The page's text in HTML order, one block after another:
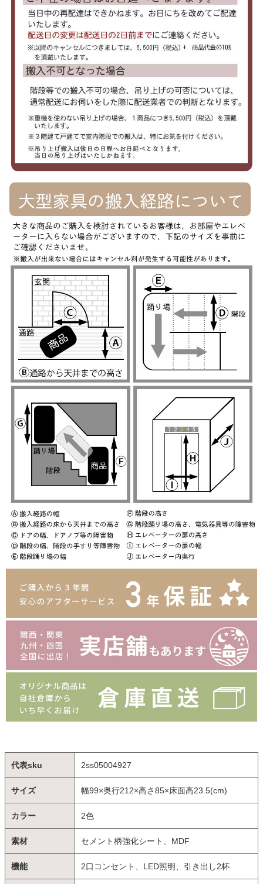
代表sku 2ss05004927
サイズ 幅99×奥行212×高さ85×床面高23.5(cm)
カラー 2色
素材 セメント柄強化シート、MDF
機能 2口コンセント、LED照明、引き出し2杯